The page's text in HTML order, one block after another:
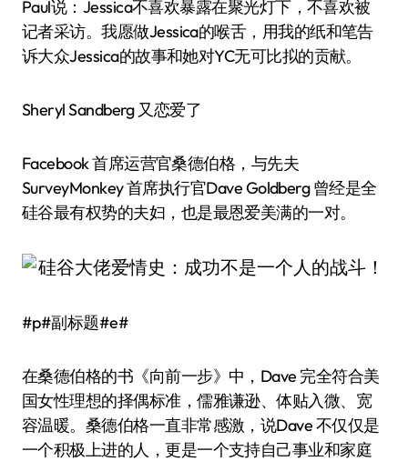
Paul说：Jessica不喜欢暴露在聚光灯下，不喜欢被
记者采访。我愿做Jessica的喉舌，用我的纸和笔告
诉大众Jessica的故事和她对YC无可比拟的贡献。
Sheryl Sandberg 又恋爱了
Facebook 首席运营官桑德伯格，与先夫
SurveyMonkey 首席执行官Dave Goldberg 曾经是全
硅谷最有权势的夫妇，也是最恩爱美满的一对。
#p#副标题#e#
在桑德伯格的书《向前一步》中，Dave 完全符合美
国女性理想的择偶标准，儒雅谦逊、体贴入微、宽
容温暖。桑德伯格一直非常感激，说Dave 不仅仅是
一个积极上进的人，更是一个支持自己事业和家庭